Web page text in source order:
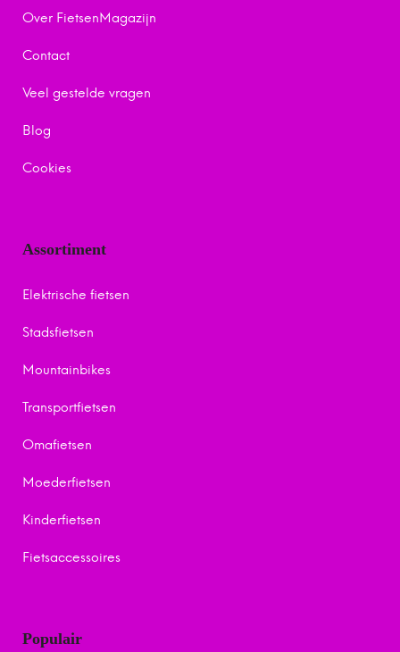
Over FietsenMagazijn
Contact
Veel gestelde vragen
Blog
Cookies
Assortiment
Elektrische fietsen
Stadsfietsen
Mountainbikes
Transportfietsen
Omafietsen
Moederfietsen
Kinderfietsen
Fietsaccessoires
Populair